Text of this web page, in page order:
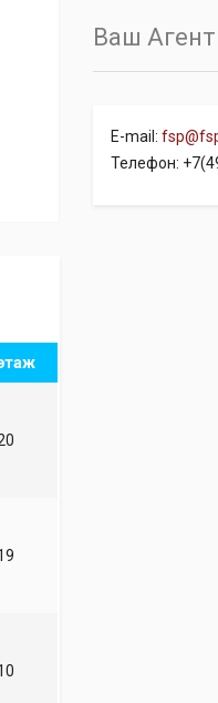
Ваш Агент
E-mail:
Телефон: